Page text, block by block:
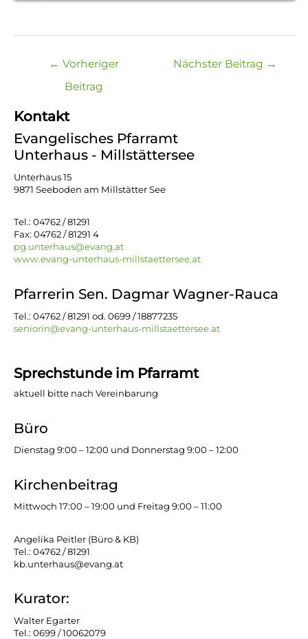
Kontakt
Evangelisches Pfarramt
Unterhaus - Millstättersee
Unterhaus 15
9871 Seeboden am Millstätter See
Tel.: 04762 / 81291
Fax: 04762 / 81291 4
pg.unterhaus@evang.at
www.evang-unterhaus-millstaettersee.at
Pfarrerin Sen. Dagmar Wagner-Rauca
Tel.: 04762 / 81291 od. 0699 / 18877235
seniorin@evang-unterhaus-millstaettersee.at
Sprechstunde im Pfarramt
aktuell bitte nach Vereinbarung
Büro
Dienstag 9:00 – 12:00 und Donnerstag 9:00 – 12:00
Kirchenbeitrag
Mittwoch 17:00 – 19:00 und Freitag 9:00 – 11:00
Angelika Peitler (Büro & KB)
Tel.: 04762 / 81291
kb.unterhaus@evang.at
Kurator:
Walter Egarter
Tel.: 0699 / 10062079
Beitragsnavigation
← Vorheriger
Beitrag
Nächster Beitrag →